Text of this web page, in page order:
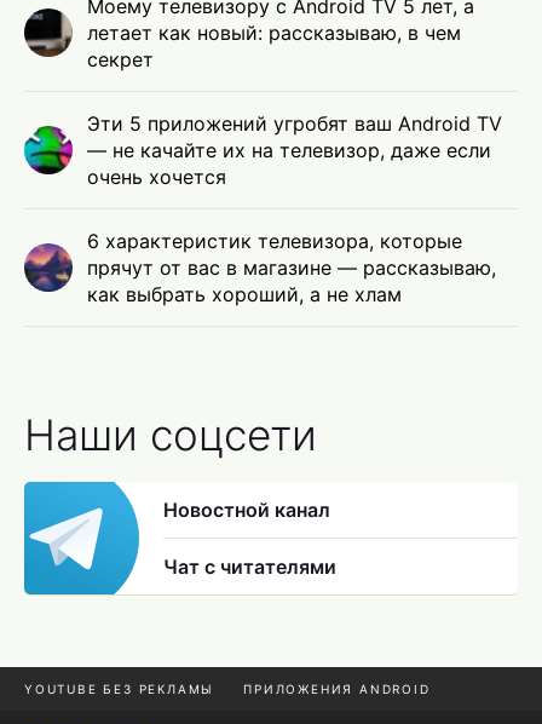
Моему телевизору с Android TV 5 лет, а
летает как новый: рассказываю, в чем
секрет
Эти 5 приложений угробят ваш Android TV
— не качайте их на телевизор, даже если
очень хочется
6 характеристик телевизора, которые
прячут от вас в магазине — рассказываю,
как выбрать хороший, а не хлам
Наши соцсети
Новостной канал
Чат с читателями
YOUTUBE БЕЗ РЕКЛАМЫ ПРИЛОЖЕНИЯ ANDROID